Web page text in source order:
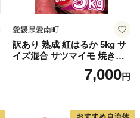
愛媛県愛南町
訳あり 熟成 紅はるか 5kg サ
イズ混合 サツマイモ 焼き芋
干し芋 丸干し 冷凍焼き芋 冷
やし焼き芋 やきいも 蜜芋 ほ
7,000円